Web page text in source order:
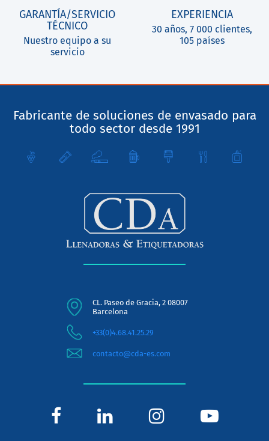
GARANTÍA/SERVICIO
TÉCNICO
Nuestro equipo a su
servicio
EXPERIENCIA
30 años, 7 000 clientes,
105 países
Fabricante de soluciones de envasado para
todo sector desde 1991
CL. Paseo de Gracia, 2 08007
Barcelona
+33(0)4.68.41.25.29
contacto@cda-es.com